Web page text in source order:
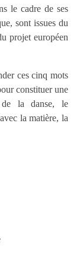
le cadre de ses
sont issues du
projet européen
ces cinq mots
constituer une
de la danse, le
la matière, la